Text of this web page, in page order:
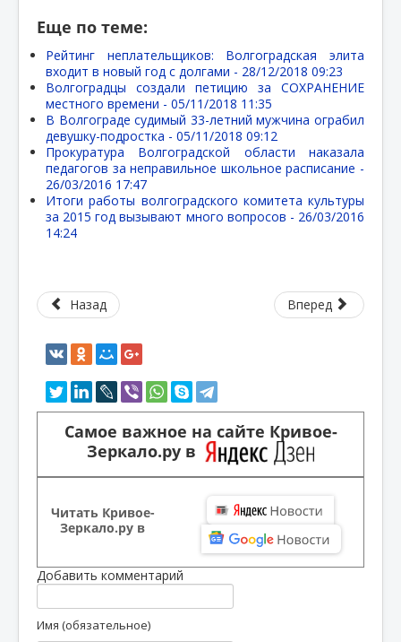
Еще по теме:
Рейтинг неплательщиков: Волгоградская элита
входит в новый год с долгами - 28/12/2018 09:23
Волгоградцы создали петицию за СОХРАНЕНИЕ
местного времени - 05/11/2018 11:35
В Волгограде судимый 33-летний мужчина ограбил
девушку-подростка - 05/11/2018 09:12
Прокуратура Волгоградской области наказала
педагогов за неправильное школьное расписание -
26/03/2016 17:47
Итоги работы волгоградского комитета культуры
за 2015 год вызывают много вопросов - 26/03/2016
14:24
Назад Вперед
Самое важное на сайте Кривое-
Зеркало.ру в
Читать Кривое-
Зеркало.ру в
Добавить комментарий
Имя (обязательное)